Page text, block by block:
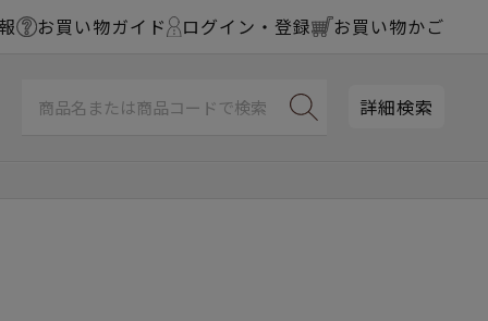
お買い物ガイド ログイン・登録 お買い物かご
詳細検索